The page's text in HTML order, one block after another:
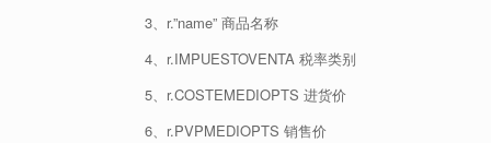
3、r.”name” 商品名称
4、r.IMPUESTOVENTA 税率类别
5、r.COSTEMEDIOPTS 进货价
6、r.PVPMEDIOPTS 销售价